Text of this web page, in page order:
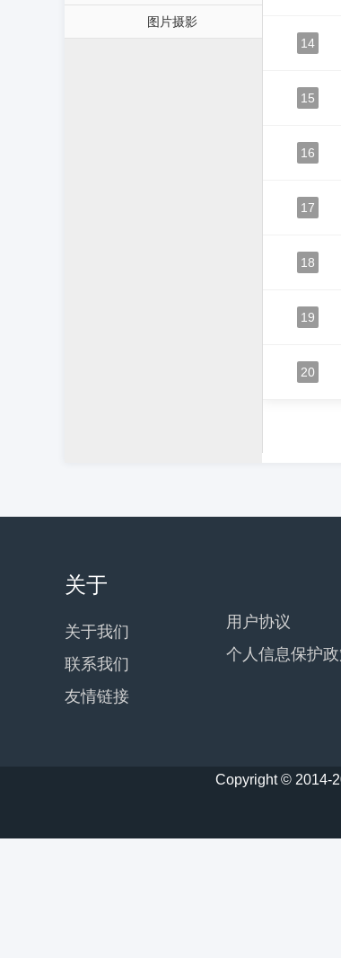
图片摄影
14
15
16
17
18
19
20
关于
关于我们
联系我们
友情链接
用户协议
个人信息保护
Copyright © 2014-